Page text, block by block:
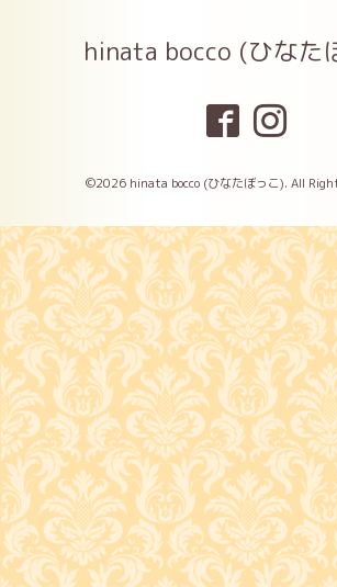
hinata bocco (ひなた
©2026 hinata bocco (ひなたぼっこ). All